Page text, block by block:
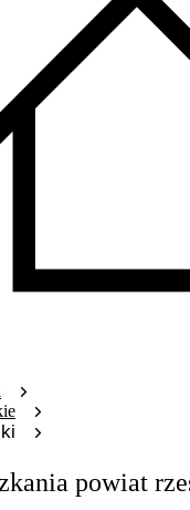
powiat